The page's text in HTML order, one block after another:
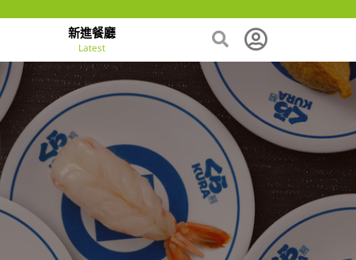
新進餐廳
Latest